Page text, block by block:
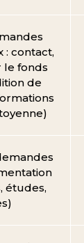
: contact,
le fonds
de
études,